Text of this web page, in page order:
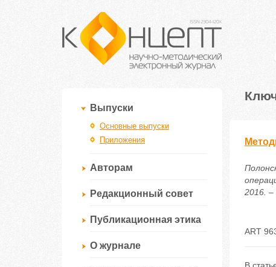
Выпуски
Основные выпуски
Приложения
Авторам
Редакционный совет
Публикационная этика
О журнале
2016. –
ART